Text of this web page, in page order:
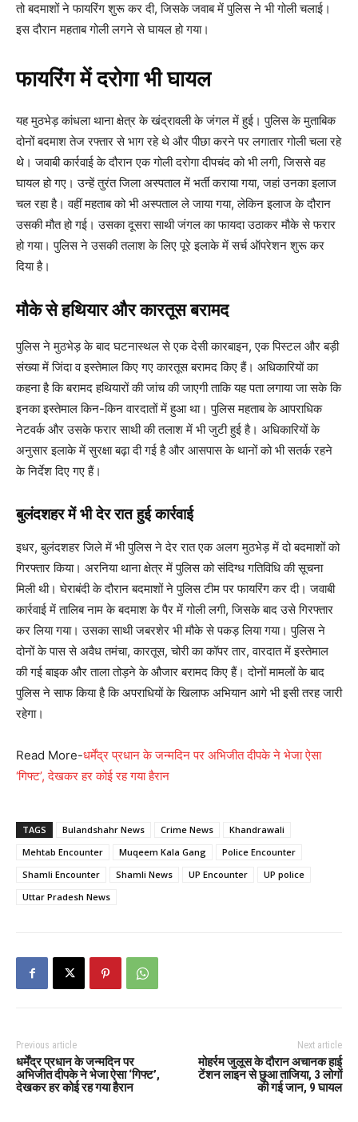
तो बदमाशों ने फायरिंग शुरू कर दी, जिसके जवाब में पुलिस ने भी गोली चलाई।
इस दौरान महताब गोली लगने से घायल हो गया।
फायरिंग में दरोगा भी घायल
यह मुठभेड़ कांधला थाना क्षेत्र के खंद्रावली के जंगल में हुई। पुलिस के मुताबिक
दोनों बदमाश तेज रफ्तार से भाग रहे थे और पीछा करने पर लगातार गोली चला रहे
थे। जवाबी कार्रवाई के दौरान एक गोली दरोगा दीपचंद को भी लगी, जिससे वह
घायल हो गए। उन्हें तुरंत जिला अस्पताल में भर्ती कराया गया, जहां उनका इलाज
चल रहा है। वहीं महताब को भी अस्पताल ले जाया गया, लेकिन इलाज के दौरान
उसकी मौत हो गई। उसका दूसरा साथी जंगल का फायदा उठाकर मौके से फरार
हो गया। पुलिस ने उसकी तलाश के लिए पूरे इलाके में सर्च ऑपरेशन शुरू कर
दिया है।
मौके से हथियार और कारतूस बरामद
पुलिस ने मुठभेड़ के बाद घटनास्थल से एक देसी कारबाइन, एक पिस्टल और बड़ी
संख्या में जिंदा व इस्तेमाल किए गए कारतूस बरामद किए हैं। अधिकारियों का
कहना है कि बरामद हथियारों की जांच की जाएगी ताकि यह पता लगाया जा सके कि
इनका इस्तेमाल किन-किन वारदातों में हुआ था। पुलिस महताब के आपराधिक
नेटवर्क और उसके फरार साथी की तलाश में भी जुटी हुई है। अधिकारियों के
अनुसार इलाके में सुरक्षा बढ़ा दी गई है और आसपास के थानों को भी सतर्क रहने
के निर्देश दिए गए हैं।
बुलंदशहर में भी देर रात हुई कार्रवाई
इधर, बुलंदशहर जिले में भी पुलिस ने देर रात एक अलग मुठभेड़ में दो बदमाशों को
गिरफ्तार किया। अरनिया थाना क्षेत्र में पुलिस को संदिग्ध गतिविधि की सूचना
मिली थी। घेराबंदी के दौरान बदमाशों ने पुलिस टीम पर फायरिंग कर दी। जवाबी
कार्रवाई में तालिब नाम के बदमाश के पैर में गोली लगी, जिसके बाद उसे गिरफ्तार
कर लिया गया। उसका साथी जबरशेर भी मौके से पकड़ लिया गया। पुलिस ने
दोनों के पास से अवैध तमंचा, कारतूस, चोरी का कॉपर तार, वारदात में इस्तेमाल
की गई बाइक और ताला तोड़ने के औजार बरामद किए हैं। दोनों मामलों के बाद
पुलिस ने साफ किया है कि अपराधियों के खिलाफ अभियान आगे भी इसी तरह जारी
रहेगा।
Read More-धर्मेंद्र प्रधान के जन्मदिन पर अभिजीत दीपके ने भेजा ऐसा
‘गिफ्ट’, देखकर हर कोई रह गया हैरान
TAGS Bulandshahr News Crime News
Khandrawali
Mehtab Encounter
Muqeem Kala Gang
Police Encounter
Shamli Encounter
Shamli News UP Encounter
UP police
Uttar Pradesh News
Previous article
धर्मेंद्र प्रधान के जन्मदिन पर
अभिजीत दीपके ने भेजा ऐसा ‘गिफ्ट’,
देखकर हर कोई रह गया हैरान
Next article
मोहर्रम जुलूस के दौरान अचानक हाई
टेंशन लाइन से छुआ ताजिया, 3 लोगों
की गई जान, 9 घायल